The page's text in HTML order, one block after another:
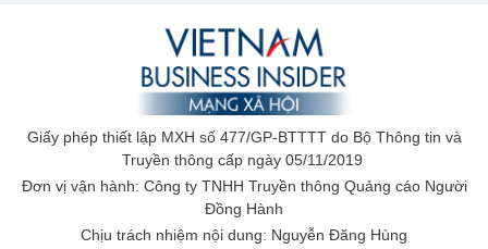
Giấy phép thiết lập MXH số 477/GP-BTTTT do Bộ Thông tin và
Truyền thông cấp ngày 05/11/2019
Đơn vị vận hành: Công ty TNHH Truyền thông Quảng cáo Người
Đồng Hành
Chịu trách nhiệm nội dung: Nguyễn Đăng Hùng